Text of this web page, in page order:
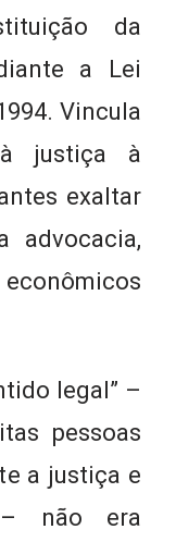
da
a Lei
Vincula
justiça à
exaltar
advocacia,
legal” –
pessoas
a justiça e
não era